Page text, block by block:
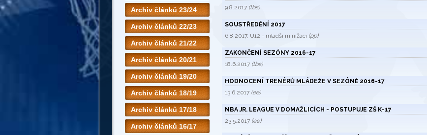
Archiv článků 23/24
Archiv článků 22/23
Archiv článků 21/22
Archiv článků 20/21
Archiv článků 19/20
Archiv článků 18/19
Archiv článků 17/18
Archiv článků 16/17
9.8.2017 (tbs)
SOUSTŘEDĚNÍ 2017
6.8.2017, U12 - mladší minižáci (pp)
ZAKONČENÍ SEZÓNY 2016-17
18.6.2017 (tbs)
HODNOCENÍ TRENÉRŮ MLÁDEŽE V SEZÓNĚ 2016-17
13.6.2017 (ee)
NBA JR. LEAGUE V DOMAŽLICÍCH - POSTUPUJE ZŠ K-17
23.5.2017 (ee)